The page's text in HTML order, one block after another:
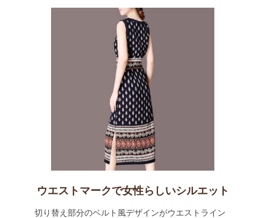
ウエストマークで女性らしいシルエット
切り替え部分のベルト風デザインがウエストライン